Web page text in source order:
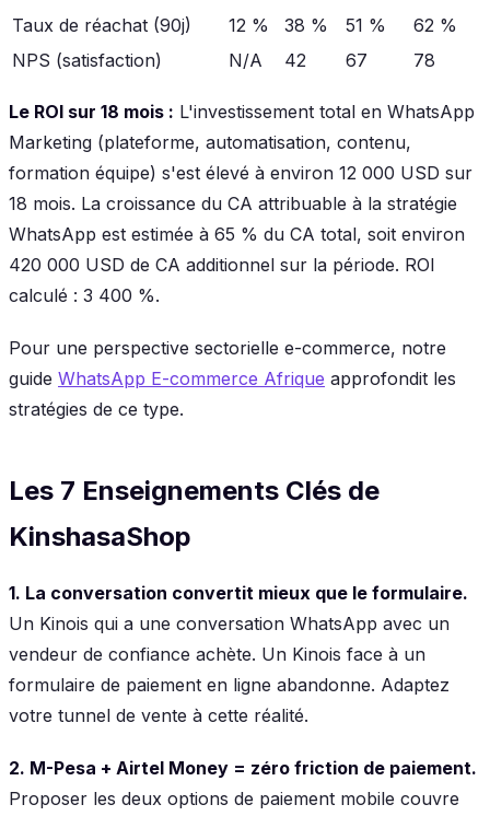
Taux de réachat (90j) 12 % 38 % 51 %
62 %
NPS (satisfaction)
N/A 42 67 78
Le ROI sur 18 mois : L'investissement total en WhatsApp
Marketing (plateforme, automatisation, contenu,
formation équipe) s'est élevé à environ 12 000 USD sur
18 mois. La croissance du CA attribuable à la stratégie
WhatsApp est estimée à 65 % du CA total, soit environ
420 000 USD de CA additionnel sur la période. ROI
calculé : 3 400 %.
Pour une perspective sectorielle e-commerce, notre
guide WhatsApp E-commerce Afrique approfondit les
stratégies de ce type.
Les 7 Enseignements Clés de
KinshasaShop
1. La conversation convertit mieux que le formulaire.
Un Kinois qui a une conversation WhatsApp avec un
vendeur de confiance achète. Un Kinois face à un
formulaire de paiement en ligne abandonne. Adaptez
votre tunnel de vente à cette réalité.
2. M-Pesa + Airtel Money = zéro friction de paiement.
Proposer les deux options de paiement mobile couvre